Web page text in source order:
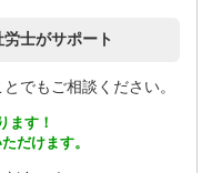
士がサポート
でもご相談ください。
ます！
だけます。